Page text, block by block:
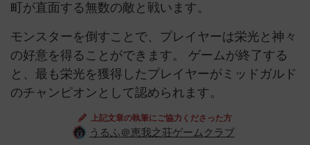
町が直面する無数の敵と戦います。
モンスターを倒すことで、プレイヤーは栄光と神々
の好意を得ることができます。 ゲームが終了する
と、最も栄光を獲得したプレイヤーがミッドガルド
のチャンピオンとして認められます。
上記文章の執筆にご協力くださった方
うるふ＠恵我之荘ゲームクラブ